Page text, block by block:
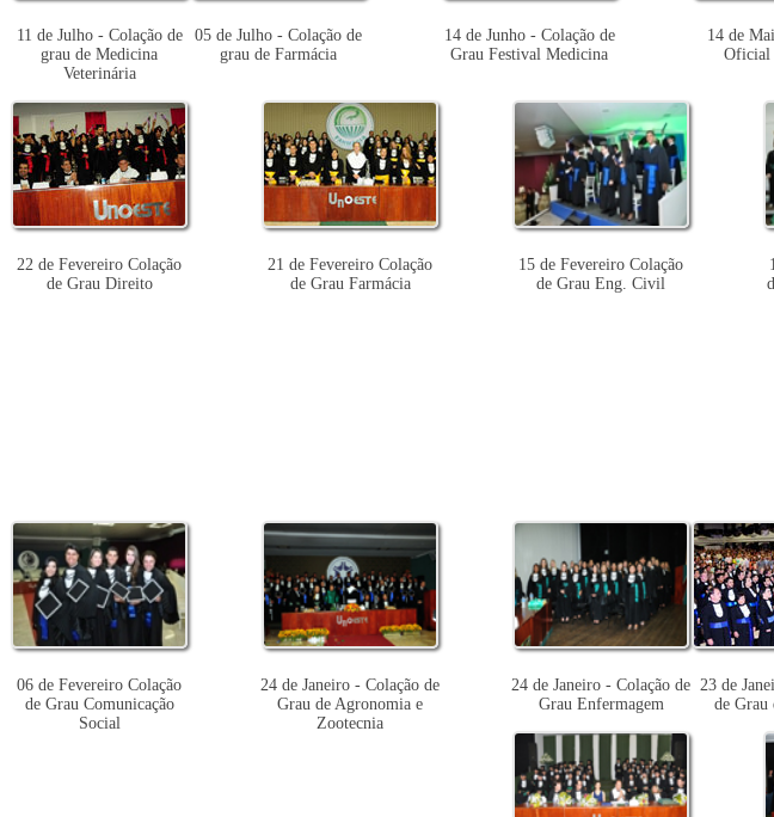
11 de Julho - Colação de
grau de Medicina
Veterinária
05 de Julho - Colação de
grau de Farmácia
14 de Junho - Colação de
Grau Festival Medicina
14 de
Oficial
22 de Fevereiro Colação
de Grau Direito
21 de Fevereiro Colação
de Grau Farmácia
15 de Fevereiro Colação
de Grau Eng. Civil
06 de Fevereiro Colação
de Grau Comunicação
Social
24 de Janeiro - Colação de
Grau de Agronomia e
Zootecnia
24 de Janeiro - Colação de
Grau Enfermagem
23 de
de Grau